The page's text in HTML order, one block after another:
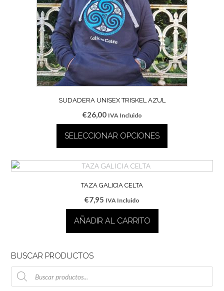
SUDADERA UNISEX TRISKEL AZUL
€26,00 IVA Incluido
SELECCIONAR OPCIONES
producto
tiene
múltiples
Las
opciones
se
la
de
TAZA GALICIA CELTA
€7,95 IVA Incluido
AÑADIR AL CARRITO
BUSCAR PRODUCTOS
Búsqueda
de
productos